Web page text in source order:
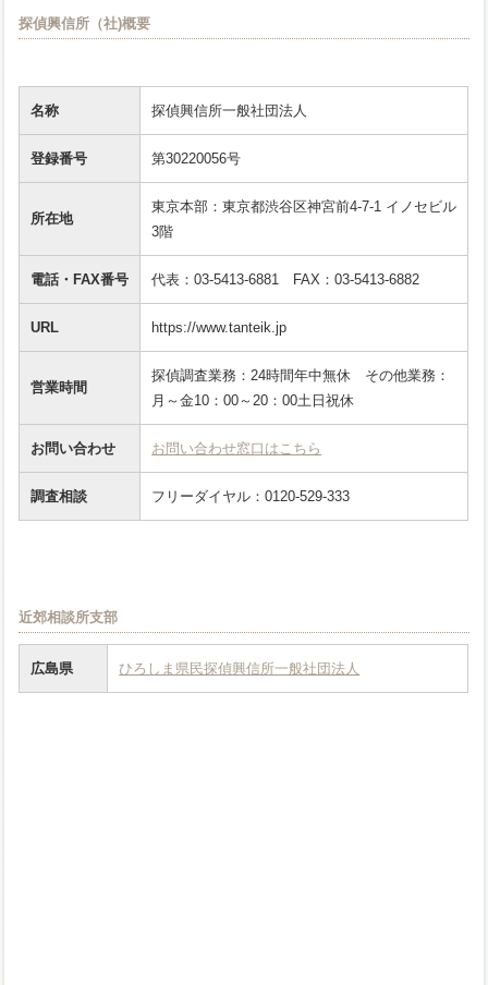
探偵興信所（社)概要
名称 探偵興信所一般社団法人
登録番号 第30220056号
所在地
東京本部：東京都渋谷区神宮前4-7-1 イノセビル
3階
電話・FAX番号 代表：03-5413-6881 FAX：03-5413-6882
URL https://www.tanteik.jp
営業時間
探偵調査業務：24時間年中無休 その他業務：
月～金10：00～20：00土日祝休
お問い合わせ お問い合わせ窓口はこちら
調査相談 フリーダイヤル：0120-529-333
近郊相談所支部
広島県 ひろしま県民探偵興信所一般社団法人